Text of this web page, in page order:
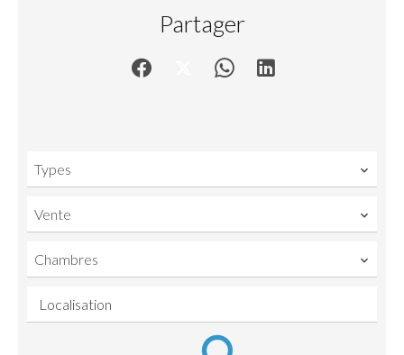
Partager
Types
Vente
Chambres
Localisation